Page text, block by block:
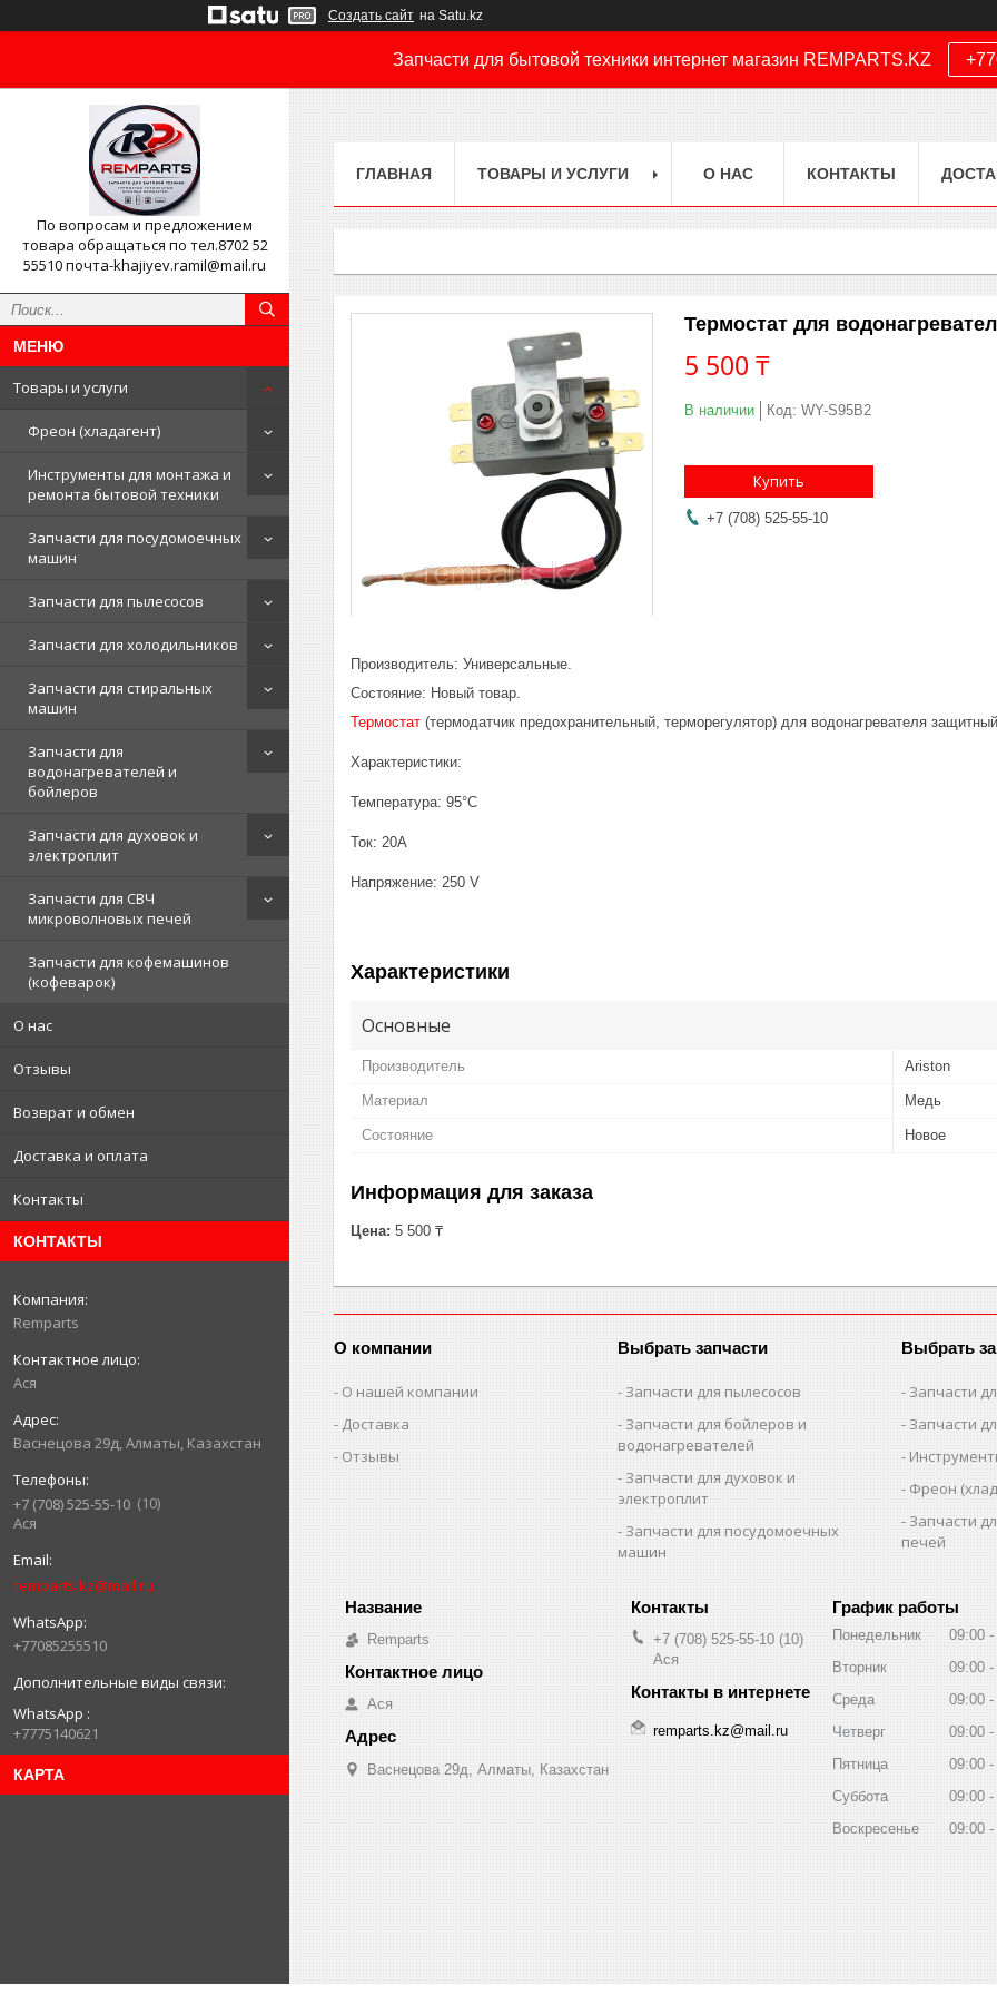
Создать сайт на Satu.kz
Запчасти для бытовой техники интернет магазин REMPARTS.KZ
По вопросам и предложением
товара обращаться по тел.8702 52
55510 почта-khajiyev.ramil@mail.ru
Товары и услуги
Фреон (хладагент)
Инструменты для монтажа и
ремонта бытовой техники
Запчасти для посудомоечных
машин
Запчасти для пылесосов
Запчасти для холодильников
Запчасти для стиральных
машин
Запчасти для
водонагревателей и
бойлеров
Запчасти для духовок и
электроплит
Запчасти для СВЧ
микроволновых печей
Запчасти для кофемашинов
(кофеварок)
О нас
Отзывы
Возврат и обмен
Доставка и оплата
Контакты
КОНТАКТЫ
Remparts
Ася
Васнецова 29д, Алматы, Казахстан
+7 (708) 525-55-10
10
Ася
remparts.kz@mail.ru
+77085255510
WhatsApp
+7775140621
КАРТА
ГЛАВНАЯ ТОВАРЫ И УСЛУГИ О НАС КОНТАКТЫ
Термостат для
5 500 ₸
В наличии Код: WY-S95B2
Купить
+7 (708) 525-55-10
Производитель: Универсальные.
Состояние: Новый товар.
Термостат (термодатчик предохранительный, терморегулятор) для водонагревателя
Характеристики:
Температура: 95°C
Ток: 20A
Напряжение: 250 V
Характеристики
Основные
Производитель Ariston
Материал Медь
Состояние Новое
Информация для заказа
Цена: 5 500 ₸
О компании
О нашей компании
Доставка
Отзывы
Выбрать запчасти
Запчасти для пылесосов
Запчасти для бойлеров и
водонагревателей
Запчасти для духовок и
электроплит
Запчасти для посудомоечных
машин
Выбрать
Запчасти
Запчасти
Фреон
Запчасти
печей
Remparts
Ася
Васнецова 29д, Алматы, Казахстан
+7 (708) 525-55-10 10
Ася
remparts.kz@mail.ru
График работы
Понедельник
09:00
Вторник
09:00
Среда
09:00
Четверг
09:00
Пятница
09:00
Суббота
09:00
Воскресенье
09:00